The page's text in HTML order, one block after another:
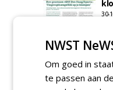
30-
NWST
Om goed in
te passen aan